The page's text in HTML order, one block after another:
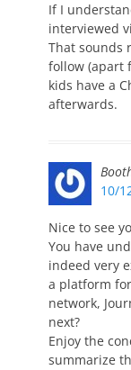
If I
interviewed
That sounds
follow (apart
kids have a
afterwards.
10/
Nice to see
You have
indeed very
a platform
network,
next?
Enjoy the
summarize